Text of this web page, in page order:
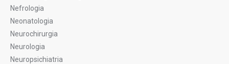
Nefrologia
Neonatologia
Neurochirurgia
Neurologia
Neuropsichiatria